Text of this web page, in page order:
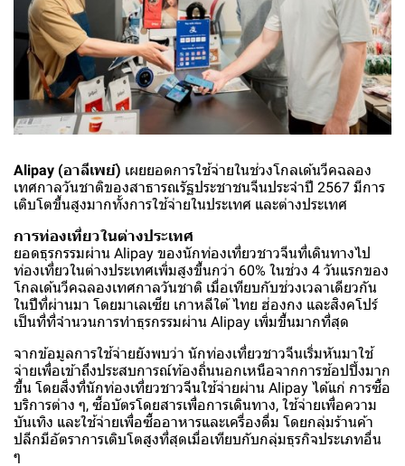
Alipay (อาลีเพย์) เผยยอดการใช้จ่ายในช่วงโกลเด้นวีคฉลอง
เทศกาลวันชาติของสาธารณรัฐประชาชนจีนประจำปี 2567 มีการ
เติบโตขึ้นสูงมากทั้งการใช้จ่ายในประเทศ และต่างประเทศ
การท่องเที่ยวในต่างประเทศ
ยอดธุรกรรมผ่าน Alipay ของนักท่องเที่ยวชาวจีนที่เดินทางไป
ท่องเที่ยวในต่างประเทศเพิ่มสูงขึ้นกว่า 60% ในช่วง 4 วันแรกของ
โกลเด้นวีคฉลองเทศกาลวันชาติ เมื่อเทียบกับช่วงเวลาเดียวกัน
ในปีที่ผ่านมา โดยมาเลเซีย เกาหลีใต้ ไทย ฮ่องกง และสิงคโปร์
เป็นที่ที่จำนวนการทำธุรกรรมผ่าน Alipay เพิ่มขึ้นมากที่สุด
จากข้อมูลการใช้จ่ายยังพบว่า นักท่องเที่ยวชาวจีนเริ่มหันมาใช้
จ่ายเพื่อเข้าถึงประสบการณ์ท้องถิ่นนอกเหนือจากการช้อปปิ้งมาก
ขึ้น โดยสิ่งที่นักท่องเที่ยวชาวจีนใช้จ่ายผ่าน Alipay ได้แก่ การซื้อ
บริการต่าง ๆ, ซื้อบัตรโดยสารเพื่อการเดินทาง, ใช้จ่ายเพื่อความ
บันเทิง และใช้จ่ายเพื่อซื้ออาหารและเครื่องดื่ม โดยกลุ่มร้านค้า
ปลีกมีอัตราการเติบโตสูงที่สุดเมื่อเทียบกับกลุ่มธุรกิจประเภทอื่น
ๆ